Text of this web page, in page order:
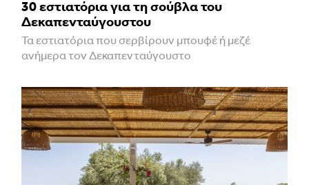
30 εστιατόρια για τη σούβλα του
Δεκαπενταύγουστου
Τα εστιατόρια που σερβίρουν μπουφέ ή μεζέ
ανήμερα τον Δεκαπενταύγουστο